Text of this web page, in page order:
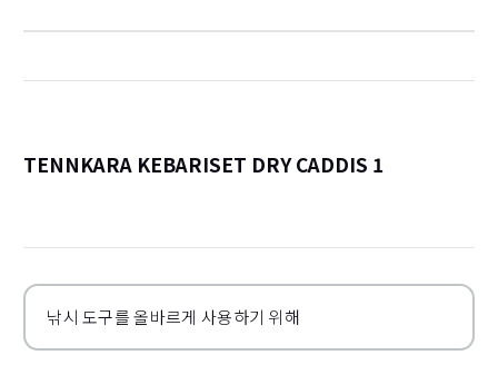
TENNKARA KEBARISET DRY CADDIS 1
낚시 도구를 올바르게 사용하기 위해